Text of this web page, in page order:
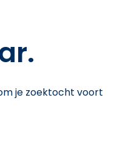
je zoektocht voort